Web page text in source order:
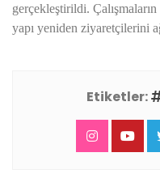
gerçekleştirildi. Çalışmaların
yapı yeniden ziyaretçilerini
Etiketler: